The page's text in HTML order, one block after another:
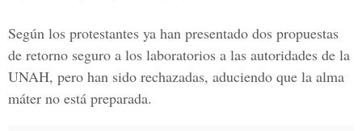
Según los protestantes ya han presentado dos propuestas
de retorno seguro a los laboratorios a las autoridades de la
UNAH, pero han sido rechazadas, aduciendo que la alma
máter no está preparada.